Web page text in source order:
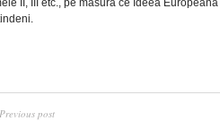
II, III etc., pe măsură ce Ideea
Previous post